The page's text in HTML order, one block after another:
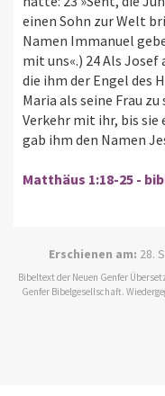
einen Sohn zur Welt
Namen Immanuel
mit uns«.) 24 Als
die ihm der Engel des
Maria als seine Frau
Verkehr mit ihr, bis
gab ihm den Namen
Matthäus 1:18-25 -
Erschienen am: 28.
Bibeltext der Neuen Genfer
Genfer Bibelgesellschaft.